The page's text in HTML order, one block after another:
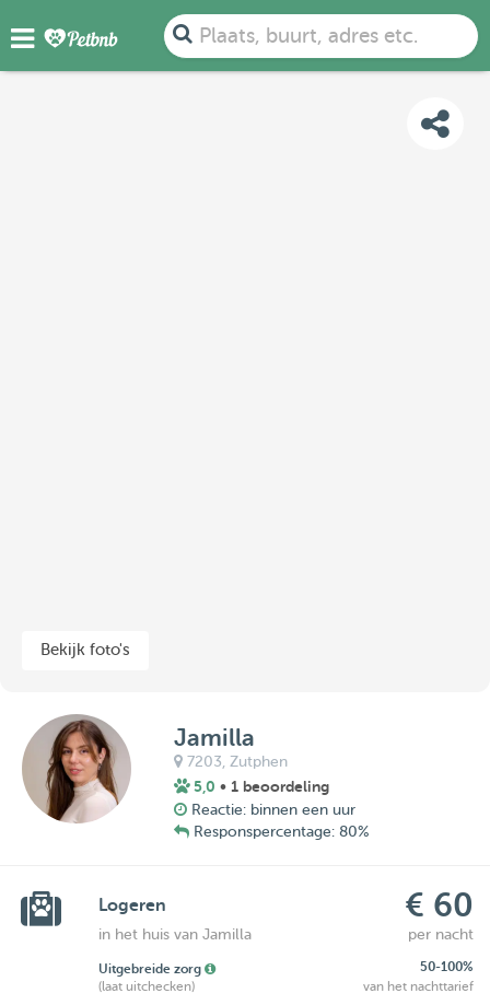
Plaats, buurt, adres etc.
FOTO'S BEOORDELINGEN KAART
Bekijk foto's
Jamilla
7203,Zutphen
5,0 • 1 beoordeling
Reactie: binnen een uur
Responspercentage: 80%
Logeren € 60
in het huis van Jamilla per nacht
Uitgebreide zorg
50-100%
(laat uitchecken)
van het nachttarief